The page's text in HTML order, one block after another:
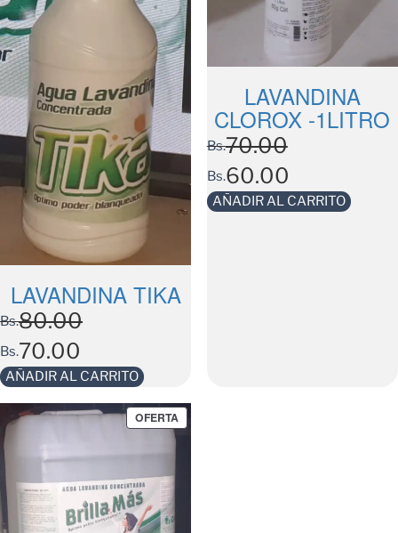
LAVANDINA TIKA
Bs.80.00
Bs.70.00
AÑADIR AL CARRITO
LAVANDINA
CLOROX -1LITRO
Bs.70.00
Bs.60.00
AÑADIR AL CARRITO
OFERTA